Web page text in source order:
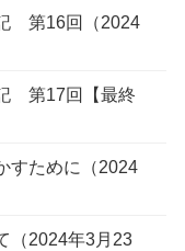
第16回（2024
第17回【最終
すために（2024
（2024年3月23